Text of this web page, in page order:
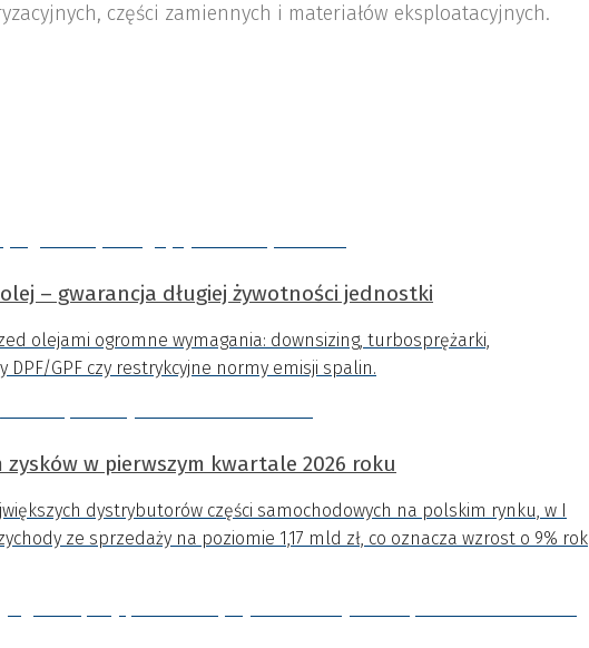
części zamiennych i materiałów eksploatacyjnych.
– gwarancja długiej żywotności jednostki
olejami ogromne wymagania: downsizing, turbosprężarki,
GPF czy restrykcyjne normy emisji spalin.
w pierwszym kwartale 2026 roku
dystrybutorów części samochodowych na polskim rynku, w I
ze sprzedaży na poziomie 1,17 mld zł, co oznacza wzrost o 9% rok